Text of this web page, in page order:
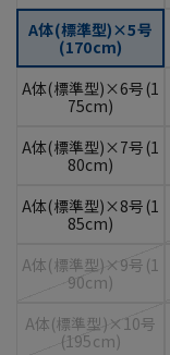
A体(標準型)×5号
(170cm)
A体(標準型)×6号(1
75cm)
A体(標準型)×7号(1
80cm)
A体(標準型)×8号(1
85cm)
A体(標準型)×9号(1
90cm)
A体(標準型)×10号
(195cm)